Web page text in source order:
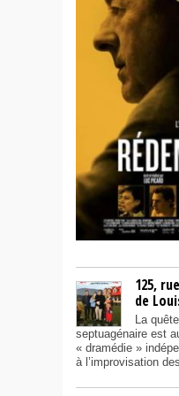
125,
de
La
septuagénaire est
« dramédie »
à l’improvisation